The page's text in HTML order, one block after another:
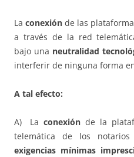
Laconexión de las
a través de la red
bajo una neutralidad
interferir de ninguna forma
A tal efecto:
A) La conexiónde la
telemática de los
exigencias mínimas